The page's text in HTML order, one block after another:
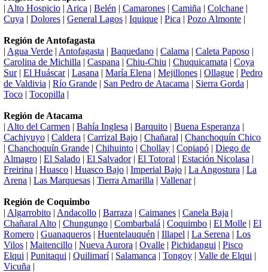
| Alto Hospicio | Arica | Belén | Camarones | Camiña | Colchane |
Cuya | Dolores | General Lagos | Iquique | Pica | Pozo Almonte |
Región de Antofagasta
| Agua Verde | Antofagasta | Baquedano | Calama | Caleta Paposo |
Carolina de Michilla | Caspana | Chiu-Chiu | Chuquicamata | Coya
Sur| El Huáscar| Lasana | María Elena | Mejillones | Ollague | Pedro
de Valdivia | Río Grande | San Pedro de Atacama | Sierra Gorda |
Toco | Tocopilla |
Región de Atacama
| Alto del Carmen | Bahía Inglesa | Barquito | Buena Esperanza |
Cachiyuyo | Caldera | Carrizal Bajo | Chañaral | Chanchoquín Chico
| Chanchoquín Grande | Chihuinto | Chollay | Copiapó | Diego de
Almagro | El Salado | El Salvador| El Totoral | Estación Nicolasa |
Freirina | Huasco | Huasco Bajo | Imperial Bajo | La Angostura | La
Arena | Las Marquesas | Tierra Amarilla | Vallenar|
Región de Coquimbo
| Algarrobito | Andacollo | Barraza | Caimanes | Canela Baja |
Chañaral Alto | Chungungo | Combarbalá | Coquimbo | El Molle | El
Romero | Guanaqueros | Huentelauquén | Illapel | La Serena | Los
Vilos | Maitencillo | Nueva Aurora | Ovalle | Pichidangui | Pisco
Elqui | Punitaqui | Quilimarí| Salamanca | Tongoy | Valle de Elqui |
Vicuña |